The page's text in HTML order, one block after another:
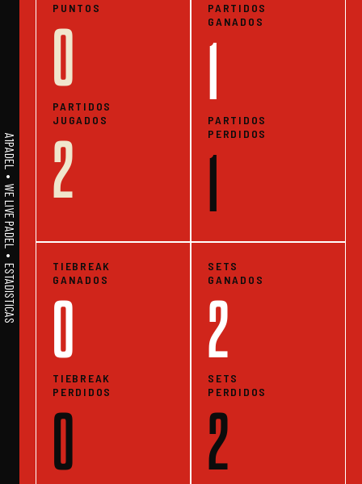
A1PADEL • WE LIVE PADEL • ESTADISTICAS
PUNTOS
0
PARTIDOS
JUGADOS
2
PARTIDOS
GANADOS
1
PARTIDOS
PERDIDOS
1
TIEBREAK
GANADOS
0
TIEBREAK
PERDIDOS
0
SETS
GANADOS
2
SETS
PERDIDOS
2